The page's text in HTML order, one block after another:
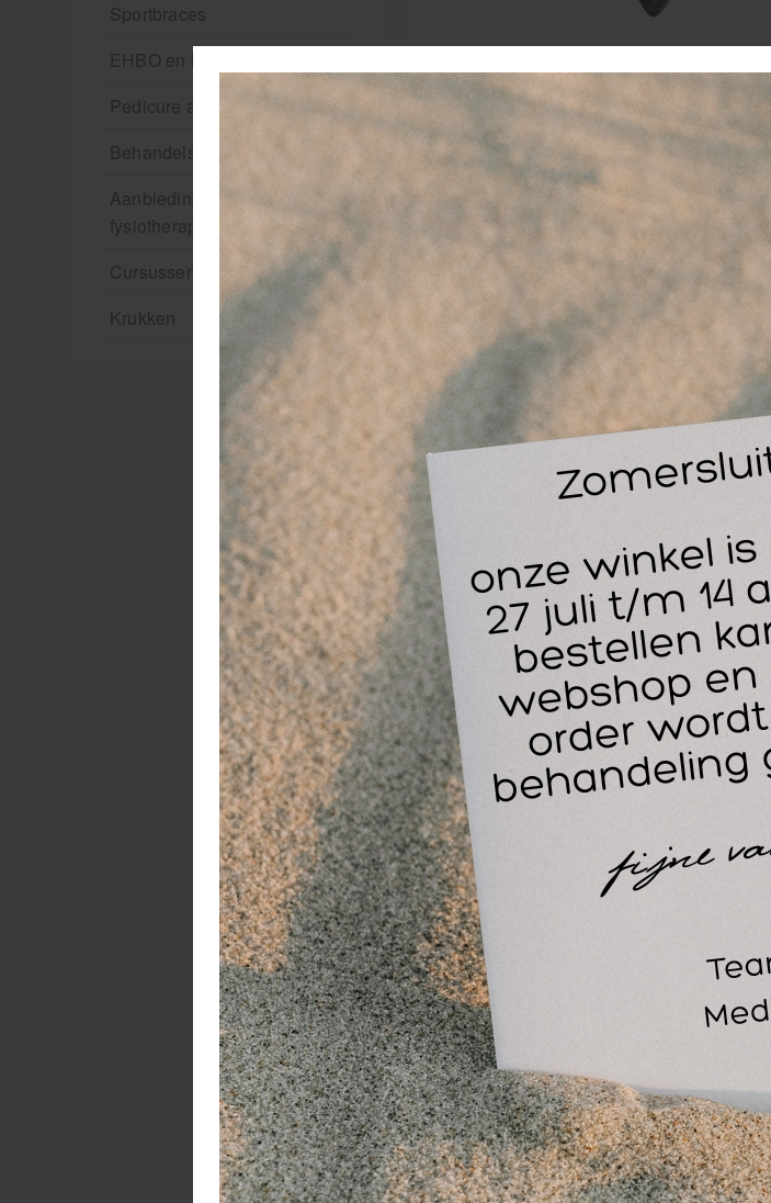
Sportbraces
EHBO en BHV
Pedicure artikelen
Behandelstoel elektrisch
Aanbiedingen groothandel
fysiotherapie en massage
Cursussen
Krukken
Match-U schouderstretcher welke
de fysiotherapiepraktijk en om
katrol.
Wellicht ook
Rowo Sportgel 200 ml.